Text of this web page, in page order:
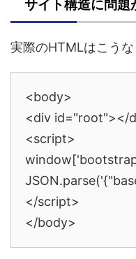
サイト構造に問題
実際のHTMLはこうな
<body>
<div id="root"></
<script>
</script>
</body>